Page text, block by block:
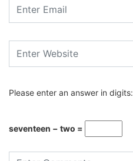
Please enter an answer in digits:
seventeen − two =